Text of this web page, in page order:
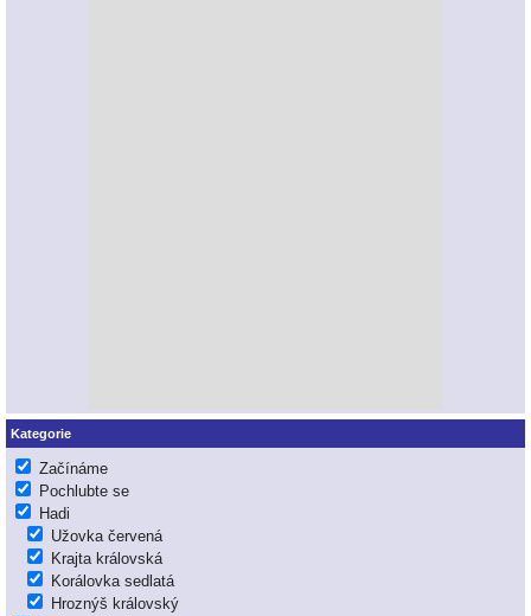
Kategorie
Začínáme
Pochlubte se
Hadi
Užovka červená
Krajta královská
Korálovka sedlatá
Hroznýš královský